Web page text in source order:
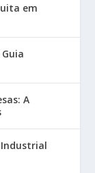
em
A
Industrial